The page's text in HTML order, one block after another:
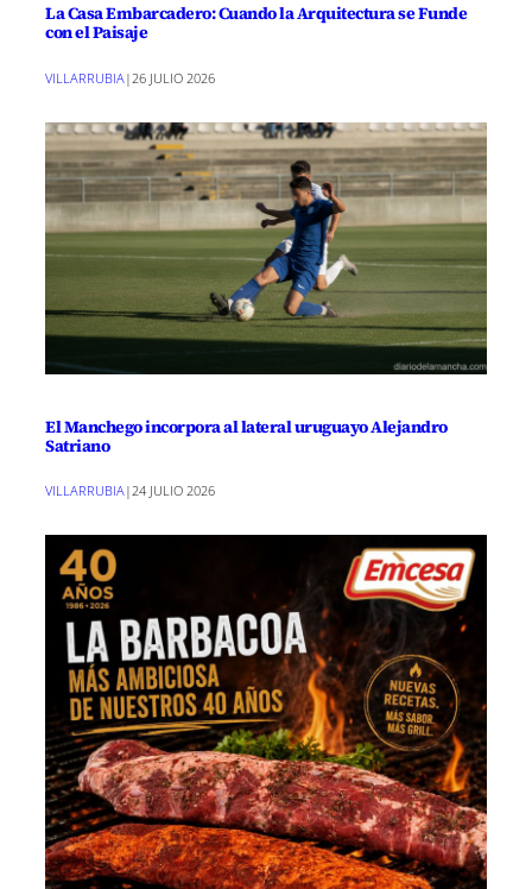
La Casa Embarcadero: Cuando la Arquitectura se Funde
con el Paisaje
VILLARRUBIA|26 JULIO 2026
El Manchego incorpora al lateral uruguayo Alejandro
Satriano
VILLARRUBIA|24 JULIO 2026